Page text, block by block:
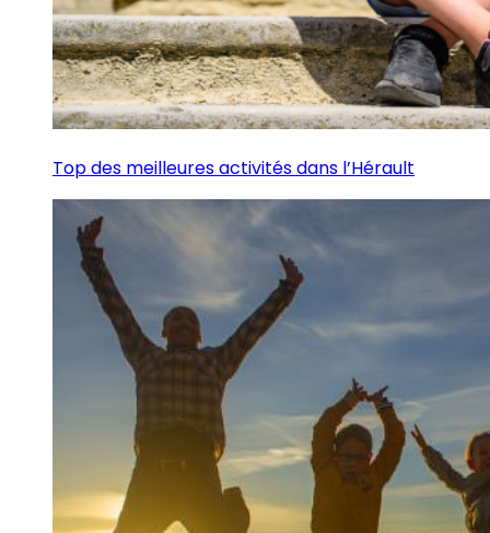
Top des meilleures activités dans l’Hérault